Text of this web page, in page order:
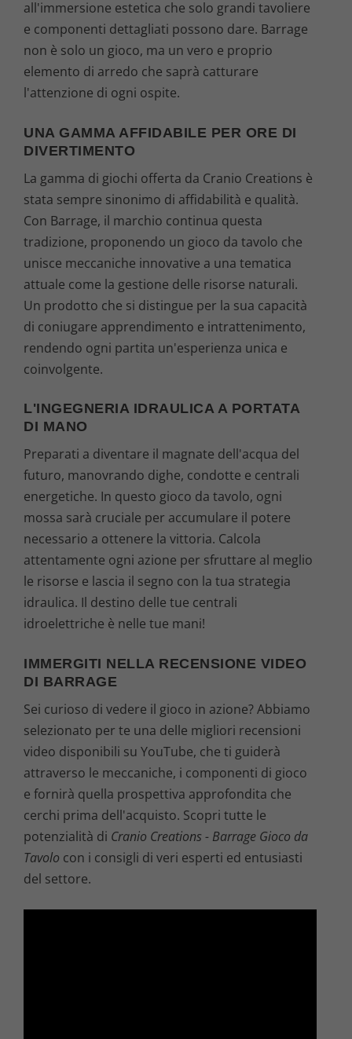
all'immersione estetica che solo grandi tavoliere
e componenti dettagliati possono dare. Barrage
non è solo un gioco, ma un vero e proprio
elemento di arredo che saprà catturare
l'attenzione di ogni ospite.
UNA GAMMA AFFIDABILE PER ORE DI
DIVERTIMENTO
La gamma di giochi offerta da Cranio Creations è
stata sempre sinonimo di affidabilità e qualità.
Con Barrage, il marchio continua questa
tradizione, proponendo un gioco da tavolo che
unisce meccaniche innovative a una tematica
attuale come la gestione delle risorse naturali.
Un prodotto che si distingue per la sua capacità
di coniugare apprendimento e intrattenimento,
rendendo ogni partita un'esperienza unica e
coinvolgente.
L'INGEGNERIA IDRAULICA A PORTATA
DI MANO
Preparati a diventare il magnate dell'acqua del
futuro, manovrando dighe, condotte e centrali
energetiche. In questo gioco da tavolo, ogni
mossa sarà cruciale per accumulare il potere
necessario a ottenere la vittoria. Calcola
attentamente ogni azione per sfruttare al meglio
le risorse e lascia il segno con la tua strategia
idraulica. Il destino delle tue centrali
idroelettriche è nelle tue mani!
IMMERGITI NELLA RECENSIONE VIDEO
DI BARRAGE
Sei curioso di vedere il gioco in azione? Abbiamo
selezionato per te una delle migliori recensioni
video disponibili su YouTube, che ti guiderà
attraverso le meccaniche, i componenti di gioco
e fornirà quella prospettiva approfondita che
cerchi prima dell'acquisto. Scopri tutte le
potenzialità di Cranio Creations - Barrage Gioco da
Tavolo con i consigli di veri esperti ed entusiasti
del settore.